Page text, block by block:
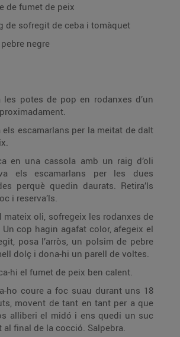
de fumet de peix
de sofregit de ceba i tomàquet
negre
les potes de pop en rodanxes d’un
els escamarlans per la meitat de dalt
en una cassola amb un raig d’oli
els escamarlans per les dues
perquè quedin daurats. Retira’ls
i reserva’ls.
mateix oli, sofregeix les rodanxes de
Un cop hagin agafat color, afegeix el
posa l’arròs, un polsim de pebre
dolç i dona-hi un parell de voltes.
hi el fumet de peix ben calent.
ho coure a foc suau durant uns 18
movent de tant en tant per a que
alliberi el midó i ens quedi un suc
al final de la cocció. Salpebra.